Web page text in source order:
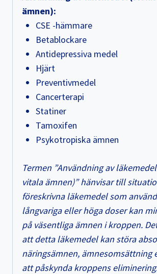
ämnen):
CSE -hämmare
Betablockare
Antidepressiva medel
Hjärt
Preventivmedel
Cancerterapi
Statiner
Tamoxifen
Psykotropiska ämnen
Termen ”Användning av
vitala ämnen)” hänvisar till
föreskrivna läkemedel som
långvariga eller höga doser kan
på väsentliga ämnen i kroppen.
att detta läkemedel kan störa
näringsämnen, ämnesomsättning
att påskynda kroppens